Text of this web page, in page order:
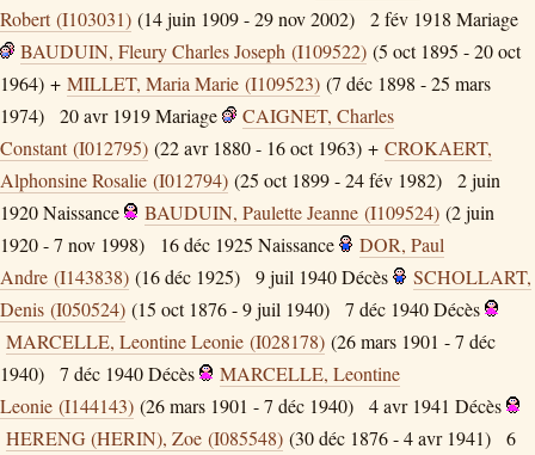
Robert (I103031) (14 juin 1909 - 29 nov 2002) 2 fév 1918 Mariage
BAUDUIN, Fleury Charles Joseph (I109522) (5 oct 1895 - 20 oct
1964) + MILLET, Maria Marie (I109523) (7 déc 1898 - 25 mars
1974)
20 avr 1919Mariage
CAIGNET, Charles
Constant (I012795) (22 avr 1880 - 16 oct 1963) + CROKAERT,
Alphonsine Rosalie (I012794) (25 oct 1899 - 24 fév 1982)
2 juin
1920Naissance BAUDUIN, Paulette Jeanne (I109524) (2 juin
1920 - 7 nov 1998)
16 déc 1925 Naissance
DOR, Paul
Andre (I143838) (16 déc 1925) 9 juil 1940Décès
SCHOLLART,
Denis (I050524) (15 oct 1876 - 9 juil 1940) 7 déc 1940Décès
MARCELLE, Leontine Leonie (I028178) (26 mars 1901 - 7 déc
1940)
7 déc 1940Décès
MARCELLE, Leontine
Leonie (I144143) (26 mars 1901 - 7 déc 1940) 4 avr 1941 Décès
HERENG (HERIN), Zoe (I085548) (30 déc 1876 - 4 avr 1941)
6